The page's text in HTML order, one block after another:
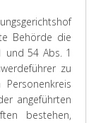
Behörde die
und 54 Abs. 1
zu
angeführten
bestehen,